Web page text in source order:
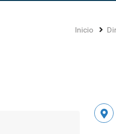
Inicio